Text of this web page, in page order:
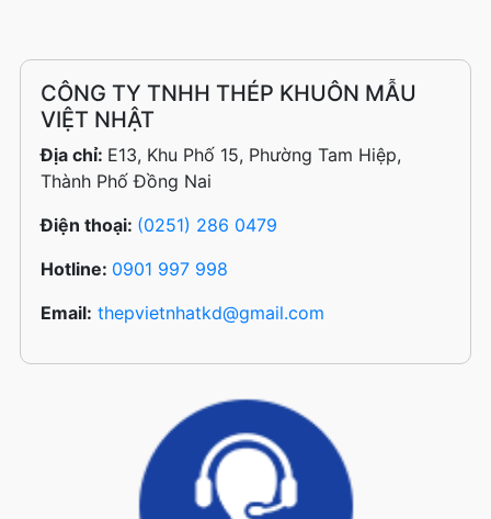
CÔNG TY TNHH THÉP KHUÔN MẪU
VIỆT NHẬT
Địa chỉ: E13, Khu Phố 15, Phường Tam Hiệp,
Thành Phố Đồng Nai
Điện thoại: (0251) 286 0479
Hotline: 0901 997 998
Email: thepvietnhatkd@gmail.com